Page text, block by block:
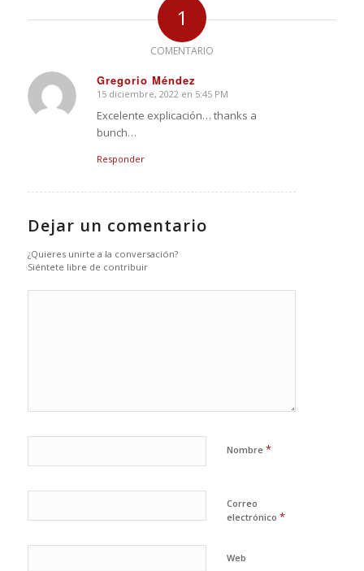
1
COMENTARIO
Gregorio Méndez
Dice:
15 diciembre, 2022 en 5:45 PM
Excelente explicación… thanks a
bunch…
Responder
Dejar un comentario
¿Quieres unirte a la conversación?
Siéntete libre de contribuir
Nombre *
Correo
electrónico *
Web